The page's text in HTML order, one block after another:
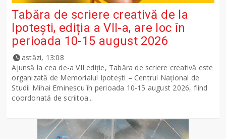
Tabăra de scriere creativă de la
Ipotești, ediția a VII-a, are loc în
perioada 10-15 august 2026
astăzi, 13:08
Ajunsă la cea de-a VII ediție, Tabăra de scriere creativă este
organizată de Memorialul Ipotești – Centrul Național de
Studii Mihai Eminescu în perioada 10-15 august 2026, fiind
coordonată de scriitoa...